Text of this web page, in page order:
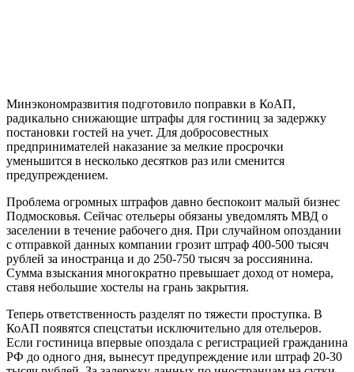
Минэкономразвития подготовило поправки в КоАП,
радикально снижающие штрафы для гостиниц за задержку
постановки гостей на учет. Для добросовестных
предпринимателей наказание за мелкие просрочки
уменьшится в несколько десятков раз или сменится
предупреждением.
Проблема огромных штрафов давно беспокоит малый бизнес
Подмосковья. Сейчас отельеры обязаны уведомлять МВД о
заселении в течение рабочего дня. При случайном опоздании
с отправкой данных компании грозит штраф 400-500 тысяч
рублей за иностранца и до 250-750 тысяч за россиянина.
Сумма взыскания многократно превышает доход от номера,
ставя небольшие хостелы на грань закрытия.
Теперь ответственность разделят по тяжести проступка. В
КоАП появятся спецстатьи исключительно для отельеров.
Если гостиница впервые опоздала с регистрацией гражданина
РФ до одного дня, вынесут предупреждение или штраф 20-30